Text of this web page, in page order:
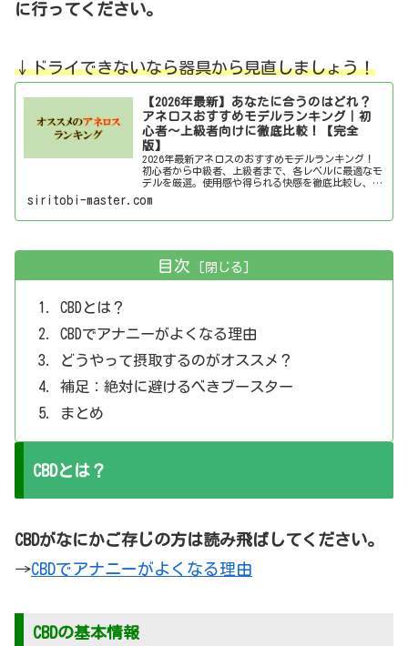
に行ってください。
↓ドライできないなら器具から見直しましょう！
【2026年最新】あなたに合うのはどれ？
アネロスおすすめモデルランキング｜初
心者～上級者向けに徹底比較！【完全
版】
2026年最新アネロスのおすすめモデルランキング！
初心者から中級者、上級者まで、各レベルに最適なモ
デルを厳選。使用感や得られる快感を徹底比較し、あ
siritobi-master.com
目次
CBDとは？
CBDでアナニーがよくなる理由
どうやって摂取するのがオススメ？
補足：絶対に避けるべきブースター
まとめ
CBDとは？
CBDがなにかご存じの方は読み飛ばしてください。
→CBDでアナニーがよくなる理由
CBDの基本情報